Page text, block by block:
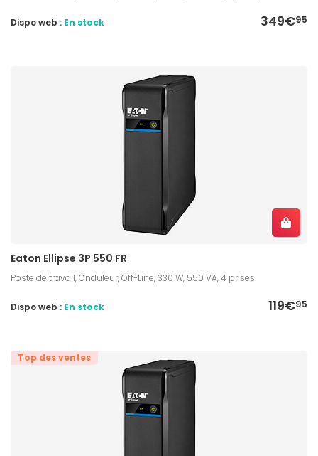
349€95
Dispo web : En stock
Eaton Ellipse 3P 550 FR
Poste de travail, Onduleur, Off-Line, 330 W, 550 VA, 4 prises
119€95
Dispo web : En stock
Top des ventes